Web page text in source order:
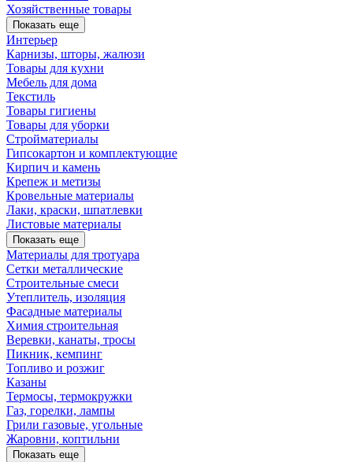
Хозяйственные товары
Показать еще
Интерьер
Карнизы, шторы, жалюзи
Товары для кухни
Мебель для дома
Текстиль
Товары гигиены
Товары для уборки
Стройматериалы
Гипсокартон и комплектующие
Кирпич и камень
Крепеж и метизы
Кровельные материалы
Лаки, краски, шпатлевки
Листовые материалы
Показать еще
Материалы для тротуара
Сетки металлические
Строительные смеси
Утеплитель, изоляция
Фасадные материалы
Химия строительная
Веревки, канаты, тросы
Пикник, кемпинг
Топливо и розжиг
Казаны
Термосы, термокружки
Газ, горелки, лампы
Грили газовые, угольные
Жаровни, коптильни
Показать еще